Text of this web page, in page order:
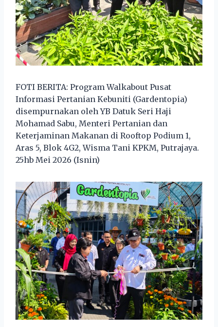
FOTI BERITA: Program Walkabout Pusat
Informasi Pertanian Kebuniti (Gardentopia)
disempurnakan oleh YB Datuk Seri Haji
Mohamad Sabu, Menteri Pertanian dan
Keterjaminan Makanan di Rooftop Podium 1,
Aras 5, Blok 4G2, Wisma Tani KPKM, Putrajaya.
25hb Mei 2026 (Isnin)